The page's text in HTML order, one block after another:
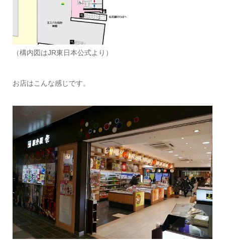
（構内図はJR東日本公式より）
お店はこんな感じです。